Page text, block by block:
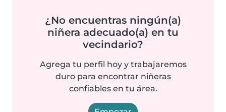
¿No encuentras ningún(a)
niñera adecuado(a) en tu
vecindario?
Agrega tu perfil hoy y trabajaremos
duro para encontrar niñeras
confiables en tu área.